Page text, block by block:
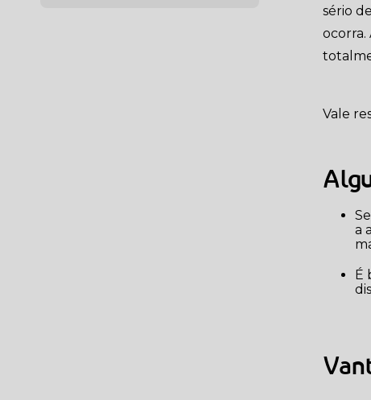
sério
Vale
Se ele já tiver mais de 5 anos, você irá perceber que ele irá rejuvenescer com a chegada do filhote, com
a
É bem provável que seu cão volte a ser mais carinhoso como quando filhote, é uma maneira dele